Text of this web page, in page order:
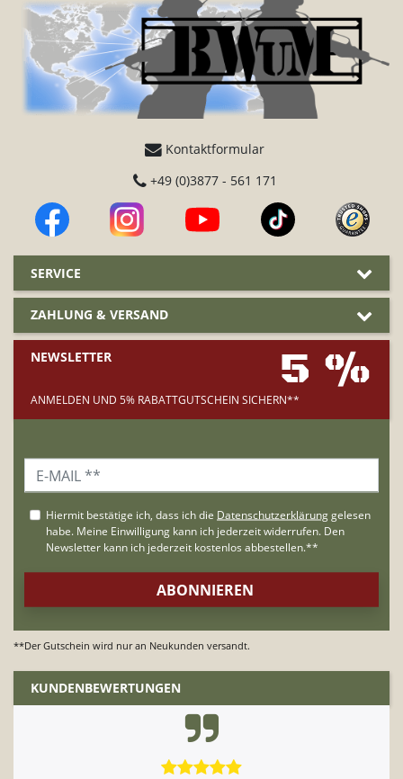
Kontaktformular
+49 (0)3877 - 561 171
SERVICE
ZAHLUNG & VERSAND
NEWSLETTER 5 %
ANMELDEN UND 5% RABATTGUTSCHEIN SICHERN**
**Der Gutschein wird nur an Neukunden versandt.
KUNDENBEWERTUNGEN